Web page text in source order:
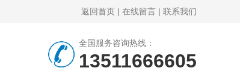
返回首页 | 在线留言 | 联系我们
全国服务咨询热线：
13511666605